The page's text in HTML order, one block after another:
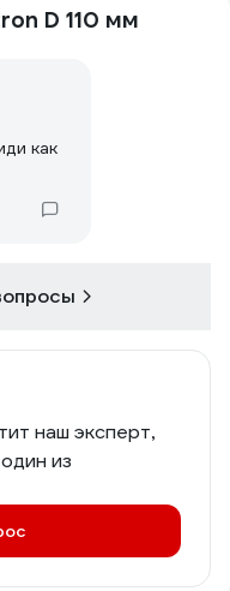
D 110 мм
как
наш эксперт,
из